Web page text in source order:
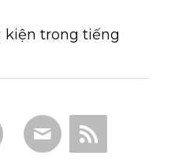
kiện trong tiếng